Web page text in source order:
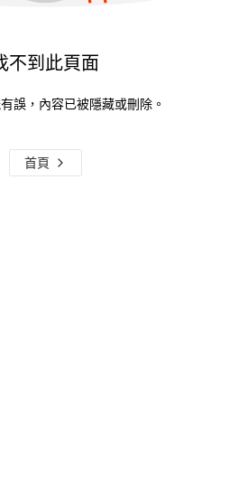
不到此頁面
誤，內容已被隱藏或刪除。
首頁